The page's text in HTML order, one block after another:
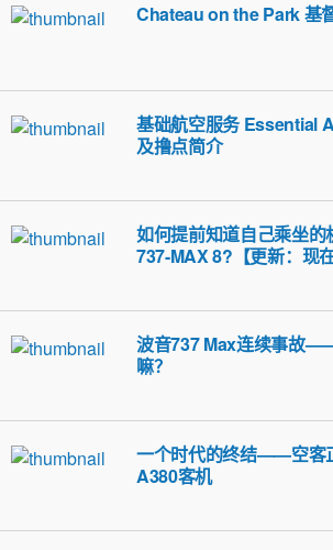
Chateau on the Park 基
基础航空服务 Essential
及撸点简介
如何提前知道自己乘坐
737-MAX 8?【更新：现
波音737 Max连续事故
嘛？
一个时代的终结——空客
A380客机